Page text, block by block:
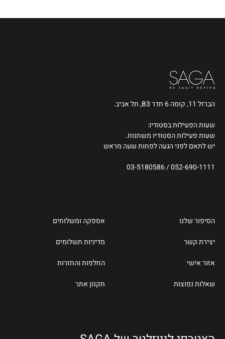
הברזל 11, קומה 6 חדר B3, תל אביב.
שעות הפעילות בסטודיו:
שעות פעילות הסטודיו משתנות.
יש לתאם לפני הגעה לפחות שעה מראש
052-690-1111
/
03-5180586
הסיפור שלנו
יצירת קשר
אזור אישי
שאלות נפוצות
אספקה ומשלוחים
מדיניות תשלומים
החלפות והחזרות
תקנון אתר